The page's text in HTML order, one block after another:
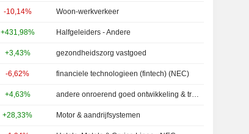
-10,14% Woon-werkverkeer
+431,98% Halfgeleiders - Andere
+3,43% gezondheidszorg vastgoed
-6,62% financiele technologieen (fintech) (NEC)
+4,63% andere onroerend goed ontwikkeling & transacties
+28,33% Motor & aandrijfsystemen